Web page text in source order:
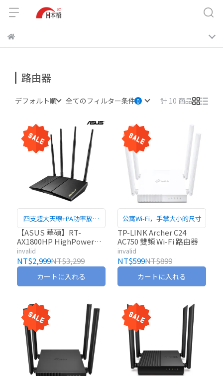
路由器
デフォルト順 全てのフィルター条件 計 10 商品
四支超大天線+PA功率放大
器
【ASUS 華碩】RT-
AX1800HP HighPower大
天線無線分享器
invalid
NT$2,999NT$3,299
カートに入れる
公寓Wi-Fi，手掌大小的尺寸
TP-LINK Archer C24
AC750 雙頻 Wi-Fi 路由器
invalid
NT$599NT$899
カートに入れる